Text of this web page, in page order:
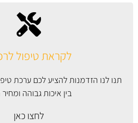
לקראת טיפול
תנו לנו הזדמנות להציע לכם ערכת
בין איכות גבוהה ומחיר
לחצו כאן